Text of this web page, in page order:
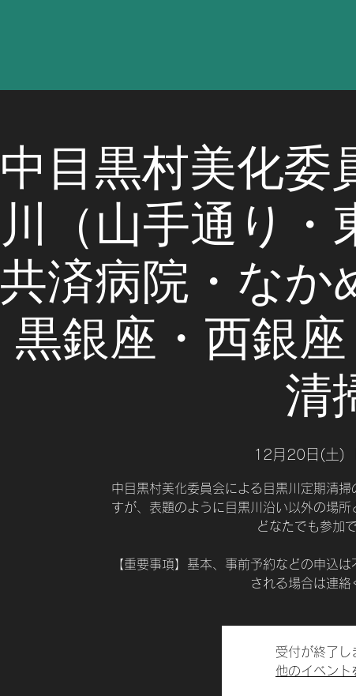
中目黒村美化委
川（山手通り・
共済病院・なか
黒銀座・西銀
清
12月20日(土)
中目黒村美化委員会による目黒川定期清
すが、表題のように目黒川沿い以外の場所
どなたでも参加
【重要事項】基本、事前予約などの申込
される場合は連絡
受付が終了し
他のイベント